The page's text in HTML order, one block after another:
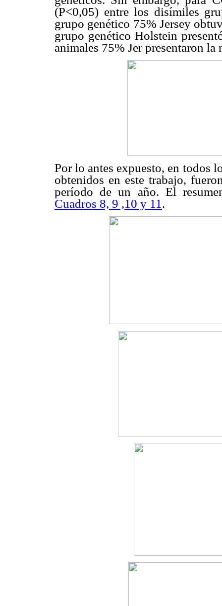
(P<0,05) entre los disímiles
grupo genético 75% Jersey
grupo genético Holstein
animales 75% Jer presentaron
Por lo antes expuesto, en todos
obtenidos en este trabajo,
período de un año. El
Cuadros 8, 9 ,10 y 11 .